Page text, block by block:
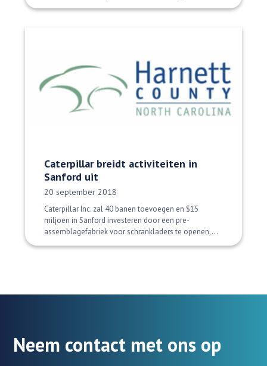
Caterpillar breidt activiteiten in
Sanford uit
Datum gepubliceerd:
20 september 2018
Caterpillar Inc. zal 40 banen toevoegen en $15
miljoen in Sanford investeren door een pre-
assemblagefabriek voor schrankladers te openen,...
Neem contact met ons op